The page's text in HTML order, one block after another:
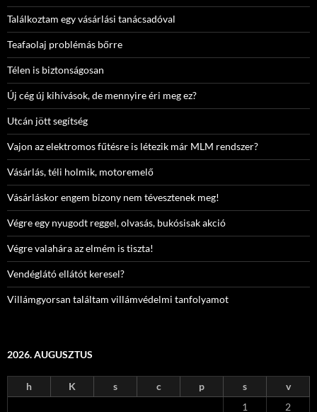
Találkoztam egy vásárlási tanácsadóval
Teafaolaj problémás bőrre
Télen is biztonságosan
Új cég új kihívások, de mennyire éri meg ez?
Utcán jött segítség
Vajon az elektromos fűtésre is létezik már MLM rendszer?
Vásárlás, téli holmik, motoremelő
Vásárláskor engem bizony nem tévesztenek meg!
Végre egy nyugodt reggel, olvasás, bukósisak akció
Végre valahára az elmém is tiszta!
Vendéglátó ellátót keresel?
Villámgyorsan találtam villámvédelmi tanfolyamot
2026. AUGUSZTUS
h K s c p s
v
1
2